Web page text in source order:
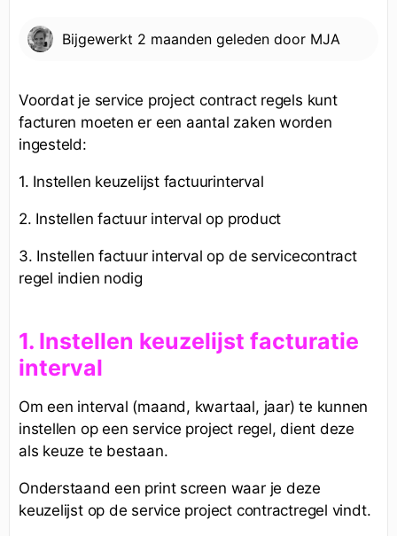
Bijgewerkt 2 maanden geleden door MJA
Voordat je service project contract regels kunt
facturen moeten er een aantal zaken worden
ingesteld:
1. Instellen keuzelijst factuurinterval
2. Instellen factuur interval op product
3. Instellen factuur interval op de servicecontract
regel indien nodig
1. Instellen keuzelijst facturatie
interval
Om een interval (maand, kwartaal, jaar) te kunnen
instellen op een service project regel, dient deze
als keuze te bestaan.
Onderstaand een print screen waar je deze
keuzelijst op de service project contractregel vindt.